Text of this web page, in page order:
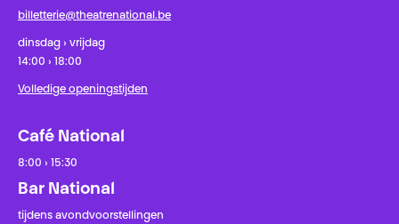
billetterie@theatrenational.be
dinsdag › vrijdag
14:00 › 18:00
Volledige openingstijden
Café National
8:00 › 15:30
Bar National
tijdens avondvoorstellingen